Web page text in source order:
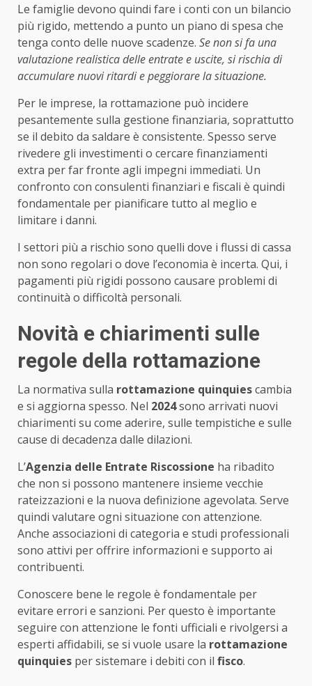
Le famiglie devono quindi fare i conti con un bilancio
più rigido, mettendo a punto un piano di spesa che
tenga conto delle nuove scadenze. Se non si fa una
valutazione realistica delle entrate e uscite, si rischia di
accumulare nuovi ritardi e peggiorare la situazione.
Per le imprese, la rottamazione può incidere
pesantemente sulla gestione finanziaria, soprattutto
se il debito da saldare è consistente. Spesso serve
rivedere gli investimenti o cercare finanziamenti
extra per far fronte agli impegni immediati. Un
confronto con consulenti finanziari e fiscali è quindi
fondamentale per pianificare tutto al meglio e
limitare i danni.
I settori più a rischio sono quelli dove i flussi di cassa
non sono regolari o dove l’economia è incerta. Qui, i
pagamenti più rigidi possono causare problemi di
continuità o difficoltà personali.
Novità e chiarimenti sulle
regole della rottamazione
La normativa sulla rottamazione quinquiescambia
e si aggiorna spesso. Nel 2024sono arrivati nuovi
chiarimenti su come aderire, sulle tempistiche e sulle
cause di decadenza dalle dilazioni.
L’Agenzia delle Entrate Riscossione ha ribadito
che non si possono mantenere insieme vecchie
rateizzazioni e la nuova definizione agevolata. Serve
quindi valutare ogni situazione con attenzione.
Anche associazioni di categoria e studi professionali
sono attivi per offrire informazioni e supporto ai
contribuenti.
Conoscere bene le regole è fondamentale per
evitare errori e sanzioni. Per questo è importante
seguire con attenzione le fonti ufficiali e rivolgersi a
esperti affidabili, se si vuole usare la rottamazione
quinquies per sistemare i debiti con il fisco.